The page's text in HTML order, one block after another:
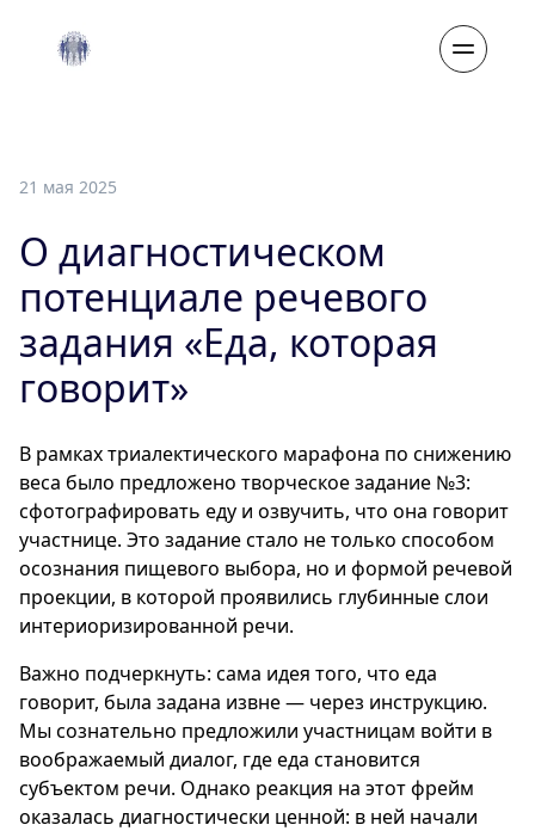
21 мая 2025
О диагностическом
потенциале речевого
задания «Еда, которая
говорит»
В рамках триалектического марафона по снижению
веса было предложено творческое задание №3:
сфотографировать еду и озвучить, что она говорит
участнице. Это задание стало не только способом
осознания пищевого выбора, но и формой речевой
проекции, в которой проявились глубинные слои
интериоризированной речи.
Важно подчеркнуть: сама идея того, что еда
говорит, была задана извне — через инструкцию.
Мы сознательно предложили участницам войти в
воображаемый диалог, где еда становится
субъектом речи. Однако реакция на этот фрейм
оказалась диагностически ценной: в ней начали